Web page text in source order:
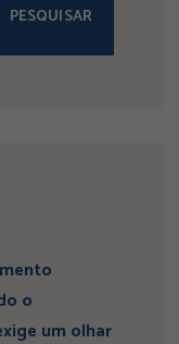
PESQUISAR
o
um olhar